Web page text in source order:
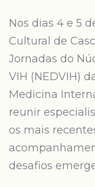
Nos dias 4 e 5
Cultural de
Jornadas do
VIH (NEDVIH)
Medicina
reunir
os mais
desafios